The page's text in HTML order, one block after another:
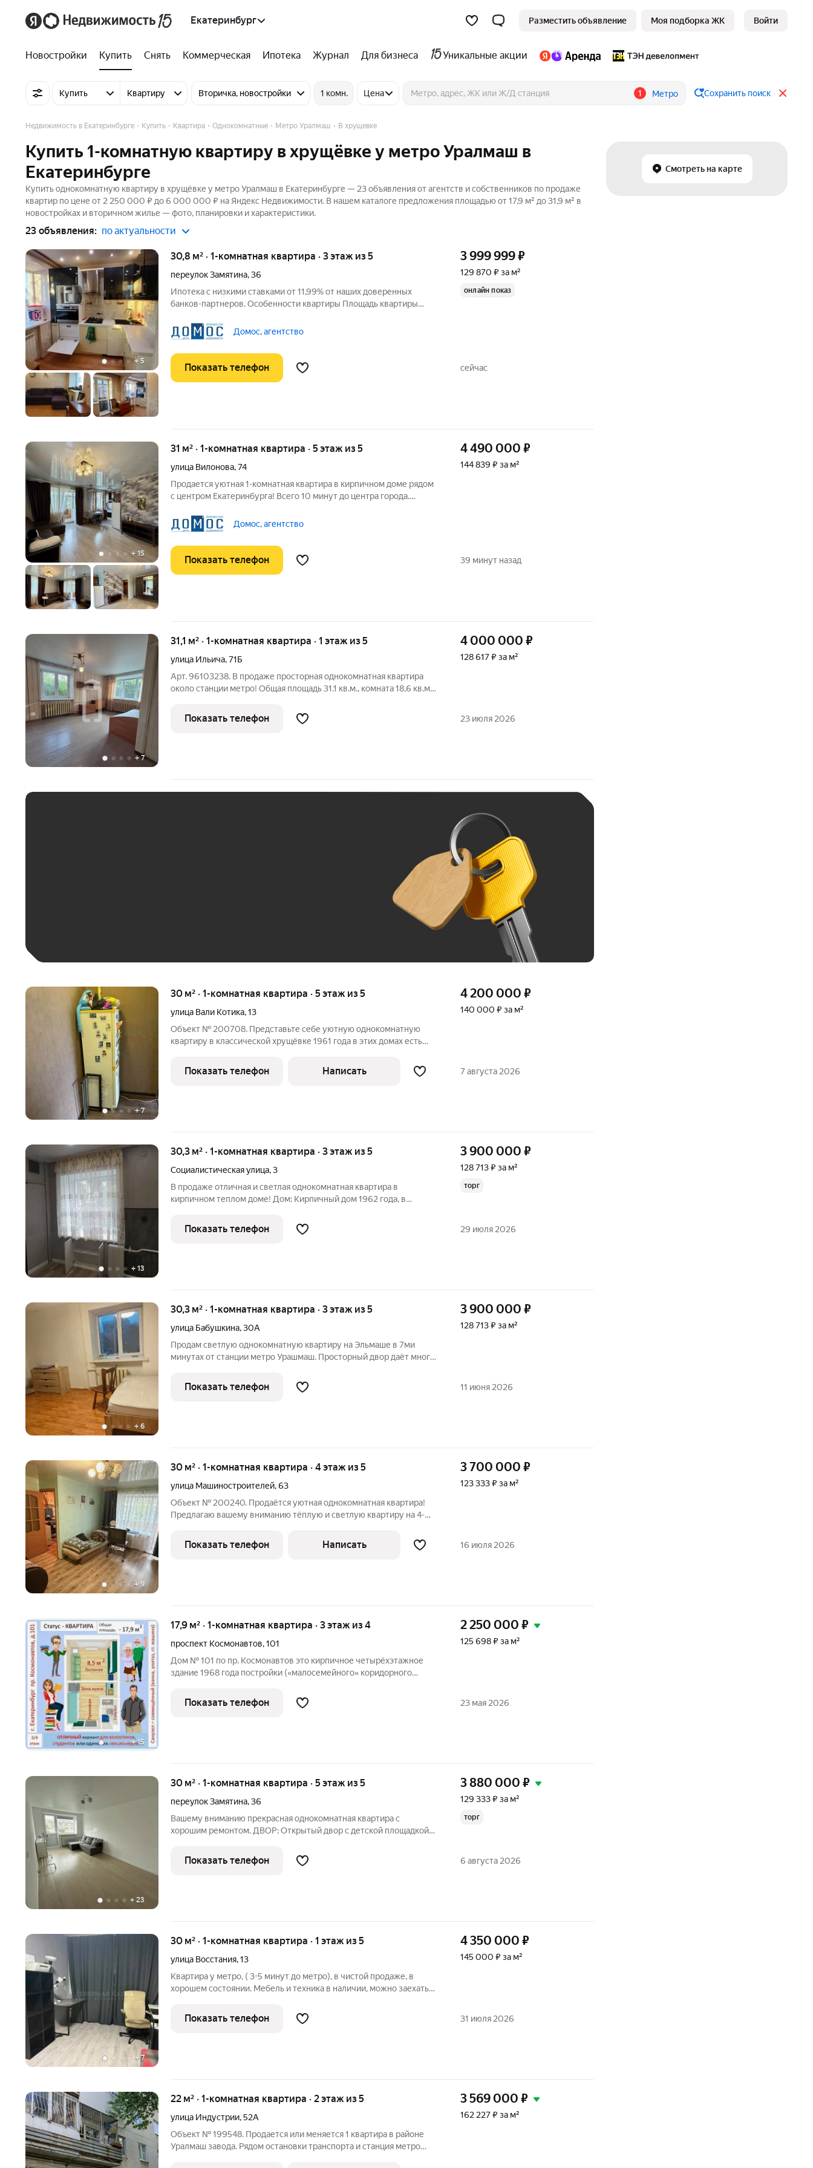
Екатеринбург Разместить объявление Моя подборка ЖК Войти
Новостройки Купить Снять Коммерческая Ипотека Журнал Для бизнеса Уникальные акции
Купить Квартиру Вторичка, новостройки 1 комн. Цена 1 Метро Сохранить поиск
Смотреть на карте
Недвижимость в Екатеринбурге Купить Квартира Однокомнатные Метро Уралмаш В хрущевке
Купить 1-комнатную квартиру в хрущёвке у метро Уралмаш в
Екатеринбурге
Купить однокомнатную квартиру в хрущёвке у метро Уралмаш в Екатеринбурге — 23 объявления от агентств и собственников по продаже
квартир по цене от 2 250 000 ₽ до 6 000 000 ₽ на Яндекс Недвижимости. В нашем каталоге предложения площадью от 17,9 м² до 31,9 м² в
новостройках и вторичном жилье — фото, планировки и характеристики.
23 объявления: по актуальности
+ 5
30,8 м² · 1-комнатная квартира · 3 этаж из 5
переулок Замятина,36
Ипотека с низкими ставками от 11,99% от наших доверенных
банков-партнеров. Особенности квартиры Площадь квартиры
Квартира с ремонтом , после сделки можно спокойно заезжать,
желательно
Домос, агентство
3 999 999₽
129 870 ₽ за м²
онлайн показ
Показать телефон сейчас
+ 15
31 м² · 1-комнатная квартира · 5 этаж из 5
улица Вилонова,74
Продается уютная 1-комнатная квартира в кирпичном доме рядом
с центром Екатеринбурга! Всего 10 минут до центра города.
сдачи в аренду. Просторная и светлая комната площадью 19 м с
двумя
Домос, агентство
4 490 000 ₽
144 839 ₽ за м²
Показать телефон 39 минут назад
+7
31,1 м² · 1-комнатная квартира · 1 этаж из 5
улица Ильича,71Б
Арт. 96103238. В продаже просторная однокомнатная квартира
около станции метро! Общая площадь 31.1 кв.м., комната 18,6 кв.м.
состоянии, установленны пластиковые окна, натяжные потолки,
сейф дверь.
4 000 000 ₽
128 617 ₽ за м²
Показать телефон 23 июля 2026
+7
30 м² · 1-комнатная квартира · 5 этаж из 5
улица Вали Котика,13
Объект № 200708. Представьте себе уютную однокомнатную
квартиру в классической хрущёвке 1961 года в этих домах есть
невероятная практичность. Здание хранит дух эпохи, но внутри
4 200 000 ₽
140 000 ₽ за м²
Показать телефон Написать 7 августа 2026
+ 13
30,3 м² · 1-комнатная квартира · 3 этаж из 5
Социалистическая улица,3
В продаже отличная и светлая однокомнатная квартира в
кирпичном теплом доме! Дом: Кирпичный дом 1962 года, в
есть детская площадка. Квартира: В квартире сделан ремонт:
натяжной потолок,
3 900 000 ₽
128 713 ₽ за м²
торг
Показать телефон 29 июля 2026
+ 6
30,3 м² · 1-комнатная квартира · 3 этаж из 5
улица Бабушкина,30А
Продам светлую однокомнатную квартиру на Эльмаше в 7ми
минутах от станции метро Урашмаш. Просторный двор даёт много
Один взрослый собственник. Квартира продаётся без
обременений и долгов,
3 900 000 ₽
128 713 ₽ за м²
Показать телефон 11 июня 2026
+9
30 м² · 1-комнатная квартира · 4 этаж из 5
улица Машиностроителей,63
Объект № 200240. Продаётся уютная однокомнатная квартира!
Предлагаю вашему вниманию тёплую и светлую квартиру на 4-м
что гарантирует тишину и спокойствие в любое время суток. Из
окон
3 700 000 ₽
123 333 ₽ за м²
Показать телефон Написать 16 июля 2026
+15
17,9 м² · 1-комнатная квартира · 3 этаж из 4
проспект Космонавтов,101
Дом № 101 по пр. Космонавтов это кирпичное четырёхэтажное
здание 1968 года постройки («малосемейного» коридорного
«Изумрудный бор», чуть дальше ТРЦ «Veer Mall». Общая площадь
квартиры 17,9
2 250 000 ₽
125 698 ₽ за м²
Показать телефон 23 мая 2026
+ 23
30 м² · 1-комнатная квартира · 5 этаж из 5
переулок Замятина,36
Вашему вниманию прекрасная однокомнатная квартира с
хорошим ремонтом. ДВОР: Открытый двор с детской площадкой.
железобетон, межкомнатные стены кирпич. Чистый подъезд в
котором соседи окружили
3 880 000 ₽
129 333 ₽ за м²
торг
Показать телефон 6 августа 2026
+7
30 м² · 1-комнатная квартира · 1 этаж из 5
улица Восстания,13
Квартира у метро, ( 3-5 минут до метро), в чистой продаже, в
хорошем состоянии. Мебель и техника в наличии, можно заехать и
отдельно). На показ договоренность заранее. ID объекта в нашей
базе:
4 350 000 ₽
145 000 ₽ за м²
Показать телефон 31 июля 2026
22 м² · 1-комнатная квартира · 2 этаж из 5
улица Индустрии,52А
Объект № 199548. Продается или меняется 1 квартира в районе
Уралмаш завода. Рядом остановки транспорта и станция метро
3 569 000 ₽
162 227 ₽ за м²